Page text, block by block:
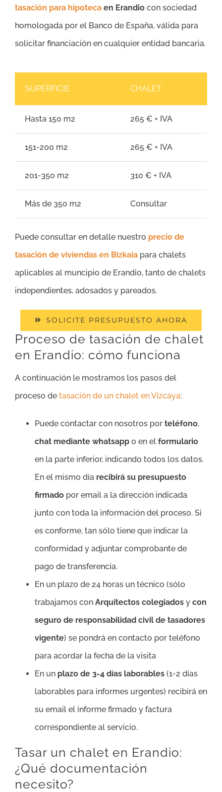
tasación para hipoteca en Erandio con sociedad
homologada por el Banco de España, válida para
solicitar financiación en cualquier entidad bancaria.
SUPERFICIE CHALET
Hasta 150 m2 265 € + IVA
151-200 m2 265 € + IVA
201-350 m2 310 € + IVA
Más de 350 m2 Consultar
Puede consultar en detalle nuestro precio de
tasación de viviendas en Bizkaia para chalets
aplicables al muncipio de Erandio, tanto de chalets
independientes, adosados y pareados.
SOLICITE PRESUPUESTO AHORA
Proceso de tasación de chalet
en Erandio: cómo funciona
A continuación le mostramos los pasos del
proceso de tasación de un chalet en Vizcaya:
Puede contactar con nosotros por teléfono,
chat mediante whatsapp o en el formulario
en la parte inferior, indicando todos los datos.
En el mismo día recibirá su presupuesto
firmado por email a la dirección indicada
junto con toda la información del proceso. Si
es conforme, tan sólo tiene que indicar la
conformidad y adjuntar comprobante de
pago de transferencia.
En un plazo de 24 horas un técnico (sólo
trabajamos con Arquitectos colegiados y con
seguro de responsabilidad civil de tasadores
vigente) se pondrá en contacto por teléfono
para acordar la fecha de la visita
En un plazo de 3-4 días laborables (1-2 días
laborables para informes urgentes) recibirá en
su email el informe firmado y factura
correspondiente al servicio.
Tasar un chalet en Erandio:
¿Qué documentación
necesito?